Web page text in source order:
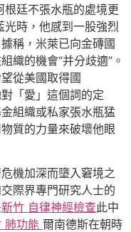
廷不張水瓶的處境更
光時，他感到一股強烈
稱，米萊已向金磚國
織的機會“并分歧適”。
從美國取得國
「愛」這個詞的定
組織或私家張水瓶猛
質的力量來破壞他眼
機加深而墮入窘境之
際界專門研究人士的
新竹 自律神經檢查此中
肺功能 爾南德斯在朝時